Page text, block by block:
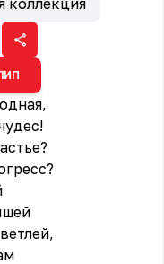
коллекция